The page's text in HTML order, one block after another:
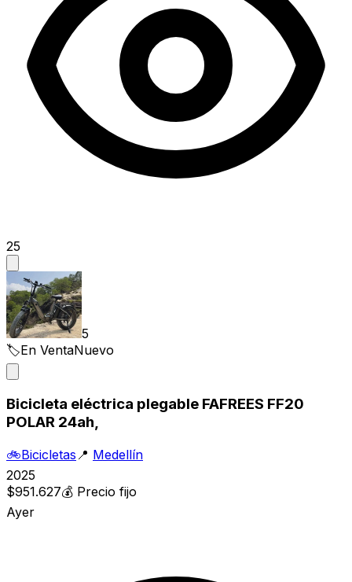
25
5
🏷️En VentaNuevo
Bicicleta eléctrica plegable FAFREES FF20
POLAR 24ah,
🚲Bicicletas 📍 Medellín
2025
$951.627💰 Precio fijo
Ayer